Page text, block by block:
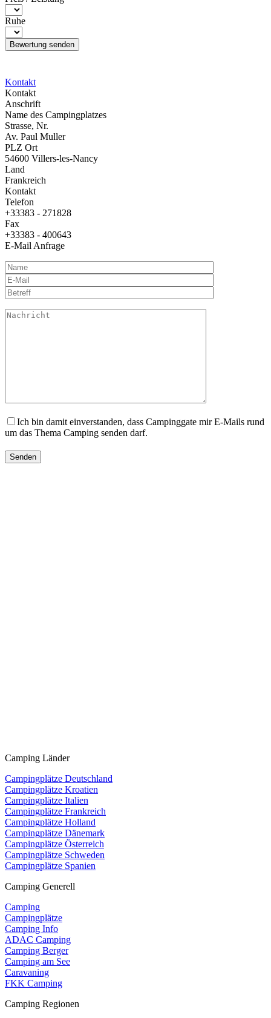
Ruhe
Kontakt
Kontakt
Anschrift
Name des Campingplatzes
Strasse, Nr.
Av. Paul Muller
PLZ Ort
54600 Villers-les-Nancy
Land
Frankreich
Kontakt
Telefon
+33383 - 271828
Fax
+33383 - 400643
E-Mail Anfrage
Ich bin damit einverstanden, dass Campinggate mir E-Mails rund
um das Thema Camping senden darf.
Camping Länder
Campingplätze Deutschland
Campingplätze Kroatien
Campingplätze Italien
Campingplätze Frankreich
Campingplätze Holland
Campingplätze Dänemark
Campingplätze Österreich
Campingplätze Schweden
Campingplätze Spanien
Camping Generell
Camping
Campingplätze
Camping Info
ADAC Camping
Camping Berger
Camping am See
Caravaning
FKK Camping
Camping Regionen